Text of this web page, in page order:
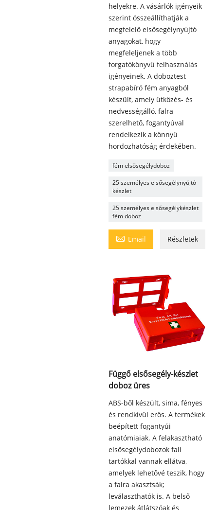
helyekre. A vásárlók igényeik
szerint összeállíthatják a
megfelelő elsősegélynyújtó
anyagokat, hogy
megfeleljenek a több
forgatókönyvű felhasználás
igényeinek. A doboztest
strapabíró fém anyagból
készült, amely ütközés- és
nedvességálló, falra
szerelhető, fogantyúval
rendelkezik a könnyű
hordozhatóság érdekében.
fém elsősegélydoboz
25 személyes elsősegélynyújtó
készlet
25 személyes elsősegélykészlet
fém doboz
 Email Részletek
Függő elsősegély-készlet
doboz üres
ABS-ből készült, sima, fényes
és rendkívül erős. A termékek
beépített fogantyúi
anatómiaiak. A felakasztható
elsősegélydobozok fali
tartókkal vannak ellátva,
amelyek lehetővé teszik, hogy
a falra akasztsák;
leválaszthatók is. A belső
lemezek átlátszóak és